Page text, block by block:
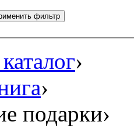
›
›
подарки›